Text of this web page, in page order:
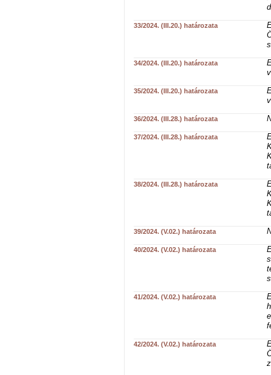
33/2024. (III.20.) határozata
34/2024. (III.20.) határozata
35/2024. (III.20.) határozata
36/2024. (III.28.) határozata
37/2024. (III.28.) határozata
38/2024. (III.28.) határozata
39/2024. (V.02.) határozata
40/2024. (V.02.) határozata
41/2024. (V.02.) határozata
42/2024. (V.02.) határozata